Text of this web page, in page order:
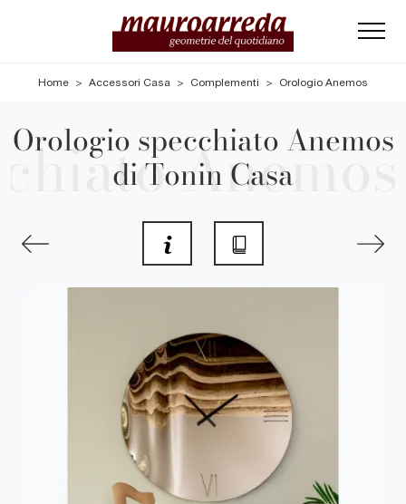
Home > Accessori Casa > Complementi > Orologio Anemos
Orologio specchiato Anemos
di Tonin Casa